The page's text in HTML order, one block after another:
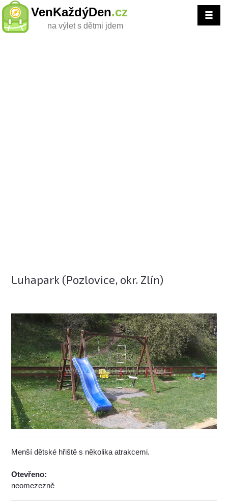
VenKaždýDen.cz
na výlet s dětmi jdem
Luhapark (Pozlovice, okr. Zlín)
Menší dětské hřiště s několika atrakcemi.
Otevřeno:
neomezezně